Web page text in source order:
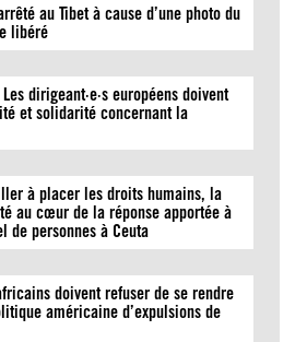
au Tibet à cause d’une photo du
libéré
dirigeant·e·s européens doivent
et solidarité concernant la
à placer les droits humains, la
au cœur de la réponse apportée à
de personnes à Ceuta
doivent refuser de se rendre
américaine d’expulsions de